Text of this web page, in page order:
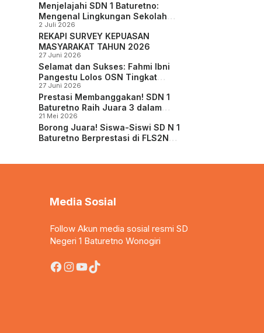
Menjelajahi SDN 1 Baturetno:
Mengenal Lingkungan Sekolah
Melalui Denah Baru
2 Juli 2026
REKAPI SURVEY KEPUASAN
MASYARAKAT TAHUN 2026
27 Juni 2026
Selamat dan Sukses: Fahmi Ibni
Pangestu Lolos OSN Tingkat
Kabupaten/Kota 2026!
27 Juni 2026
Prestasi Membanggakan! SDN 1
Baturetno Raih Juara 3 dalam
Turnamen Voli Tambora Cup
21 Mei 2026
Borong Juara! Siswa-Siswi SD N 1
Baturetno Berprestasi di FLS2N
Media Sosial
Follow Akun media sosial resmi SD
Negeri 1 Baturetno Wonogiri
Facebook
Instagram
YouTube
TikTok